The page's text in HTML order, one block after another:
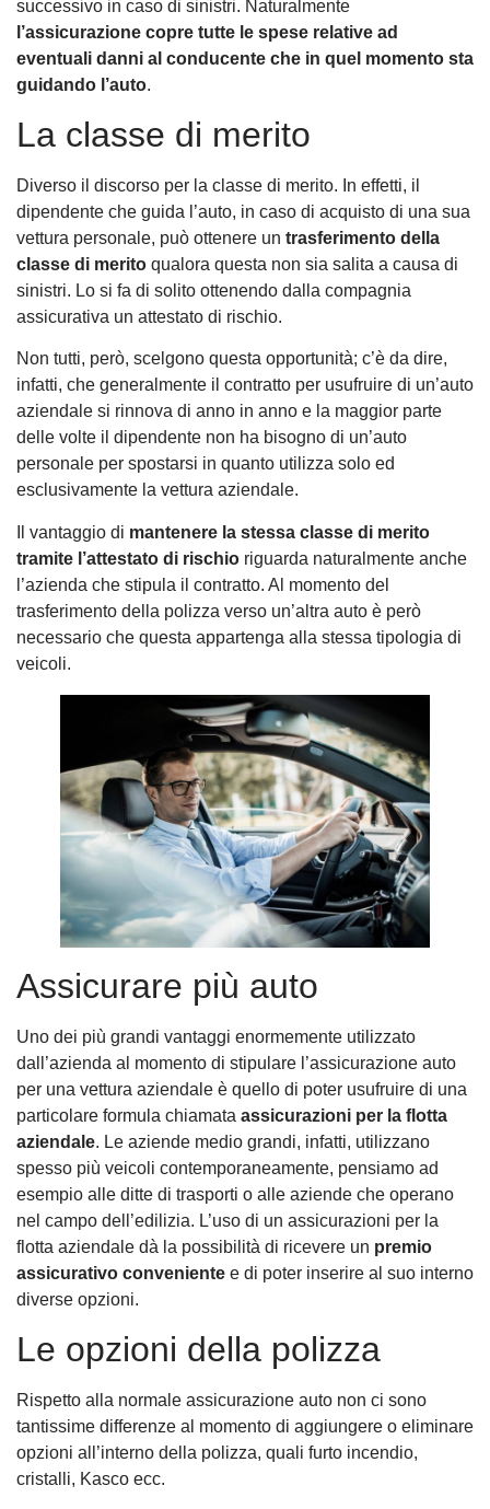
successivo in caso di sinistri. Naturalmente
l’assicurazione copre tutte le spese relative ad
eventuali danni al conducente che in quel momento sta
guidando l’auto.
La classe di merito
Diverso il discorso per la classe di merito. In effetti, il
dipendente che guida l’auto, in caso di acquisto di una sua
vettura personale, può ottenere un trasferimento della
classe di merito qualora questa non sia salita a causa di
sinistri. Lo si fa di solito ottenendo dalla compagnia
assicurativa un attestato di rischio.
Non tutti, però, scelgono questa opportunità; c’è da dire,
infatti, che generalmente il contratto per usufruire di un’auto
aziendale si rinnova di anno in anno e la maggior parte
delle volte il dipendente non ha bisogno di un’auto
personale per spostarsi in quanto utilizza solo ed
esclusivamente la vettura aziendale.
Il vantaggio di mantenere la stessa classe di merito
tramite l’attestato di rischio riguarda naturalmente anche
l’azienda che stipula il contratto. Al momento del
trasferimento della polizza verso un’altra auto è però
necessario che questa appartenga alla stessa tipologia di
veicoli.
Assicurare più auto
Uno dei più grandi vantaggi enormemente utilizzato
dall’azienda al momento di stipulare l’assicurazione auto
per una vettura aziendale è quello di poter usufruire di una
particolare formula chiamata assicurazioni per la flotta
aziendale. Le aziende medio grandi, infatti, utilizzano
spesso più veicoli contemporaneamente, pensiamo ad
esempio alle ditte di trasporti o alle aziende che operano
nel campo dell’edilizia. L’uso di un assicurazioni per la
flotta aziendale dà la possibilità di ricevere un premio
assicurativo conveniente e di poter inserire al suo interno
diverse opzioni.
Le opzioni della polizza
Rispetto alla normale assicurazione auto non ci sono
tantissime differenze al momento di aggiungere o eliminare
opzioni all’interno della polizza, quali furto incendio,
cristalli, Kasco ecc.